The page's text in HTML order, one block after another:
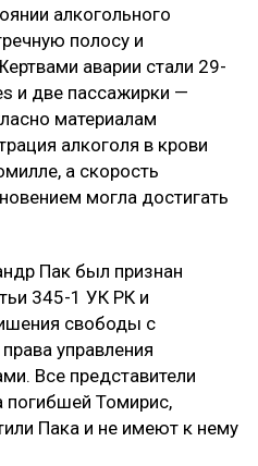
алкогольного
полосу и
аварии стали 29-
и две пассажирки —
материалам
алкоголя в крови
а скорость
могла достигать
Пак был признан
345-1 УК РК и
свободы с
управления
Все представители
погибшей Томирис,
Пака и не имеют к нему